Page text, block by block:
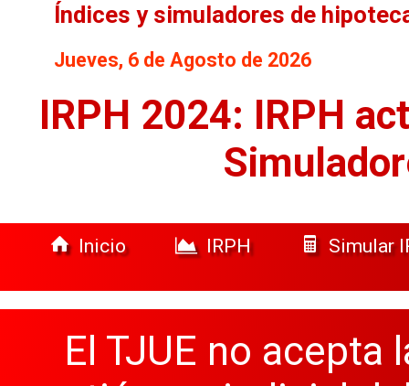
Índices y simuladores de
Jueves, 6 de Agosto de 2026
IRPH 2024: IRPH
Inicio IRPH Simular
El TJUE no